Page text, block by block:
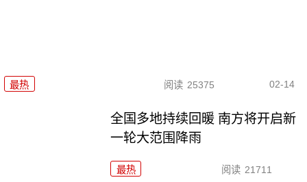
最热 阅读 25375 02-14
全国多地持续回暖 南方将开启新
一轮大范围降雨
最热 阅读 21711